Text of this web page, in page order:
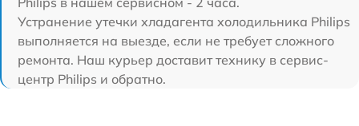
Устранение утечки хладагента холодильника Philips
выполняется на выезде, если не требует сложного
ремонта. Наш курьер доставит технику в сервис-
центр Philips и обратно.